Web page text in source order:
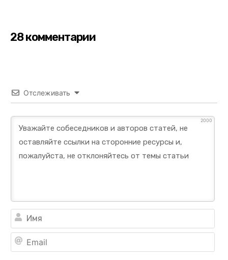
28 комментарии
Отслеживать
2000